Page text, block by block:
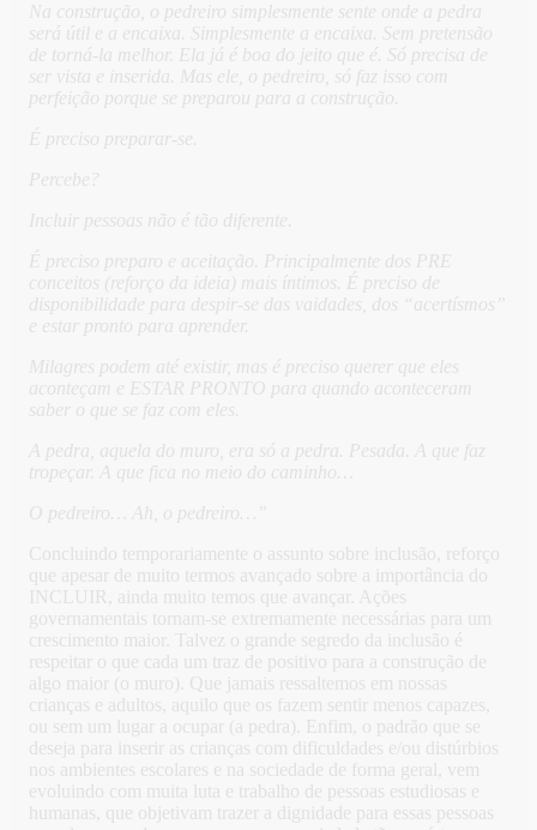
Na construção, o pedreiro simplesmente sente onde a pedra
será útil e a encaixa. Simplesmente a encaixa. Sem pretensão
de torná-la melhor. Ela já é boa do jeito que é. Só precisa de
ser vista e inserida. Mas ele, o pedreiro, só faz isso com
perfeição porque se preparou para a construção.
É preciso preparar-se.
Percebe?
Incluir pessoas não é tão diferente.
É preciso preparo e aceitação. Principalmente dos PRE
conceitos (reforço da ideia) mais íntimos. É preciso de
disponibilidade para despir-se das vaidades, dos “acertísmos”
e estar pronto para aprender.
Milagres podem até existir, mas é preciso querer que eles
aconteçam e ESTAR PRONTO para quando aconteceram
saber o que se faz com eles.
A pedra, aquela do muro, era só a pedra. Pesada. A que faz
tropeçar. A que fica no meio do caminho…
O pedreiro… Ah, o pedreiro…”
Concluindo temporariamente o assunto sobre inclusão, reforço
que apesar de muito termos avançado sobre a importância do
INCLUIR, ainda muito temos que avançar. Ações
governamentais tornam-se extremamente necessárias para um
crescimento maior. Talvez o grande segredo da inclusão é
respeitar o que cada um traz de positivo para a construção de
algo maior (o muro). Que jamais ressaltemos em nossas
crianças e adultos, aquilo que os fazem sentir menos capazes,
ou sem um lugar a ocupar (a pedra). Enfim, o padrão que se
deseja para inserir as crianças com dificuldades e/ou distúrbios
nos ambientes escolares e na sociedade de forma geral, vem
evoluindo com muita luta e trabalho de pessoas estudiosas e
humanas, que objetivam trazer a dignidade para essas pessoas